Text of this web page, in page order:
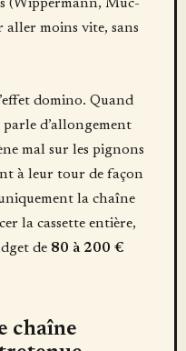
(Wippermann, Muc-
moins vite, sans
domino. Quand
d’allongement
mal sur les pignons
à leur tour de façon
la chaîne
la cassette entière,
de 80 à 200 €
chaîne